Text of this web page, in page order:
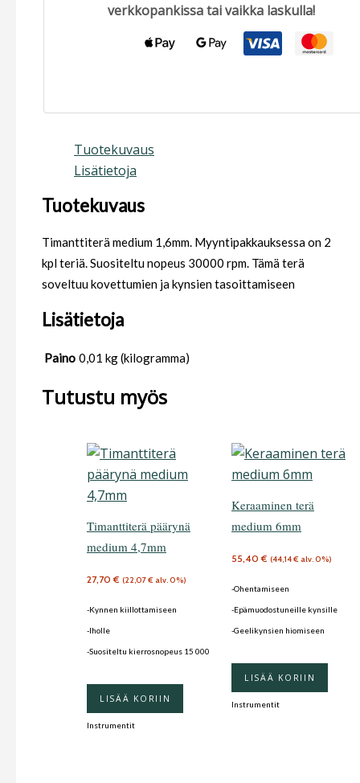
verkkopankissa tai vaikka laskulla!
Tuotekuvaus
Lisätietoja
Tuotekuvaus
Timanttiterä medium 1,6mm. Myyntipakkauksessa on 2
kpl teriä. Suositeltu nopeus 30000 rpm. Tämä terä
soveltuu kovettumien ja kynsien tasoittamiseen
Lisätietoja
Paino 0,01 kg (kilogramma)
Tutustu myös
Timanttiterä päärynä
medium 4,7mm
27,70€ (22,07€ alv. 0%)
-Kynnen kiillottamiseen
-Iholle
-Suositeltu kierrosnopeus 15 000
LISÄÄ KORIIN
Instrumentit
Keraaminen terä
medium 6mm
55,40€ (44,14€ alv. 0%)
-Ohentamiseen
-Epämuodostuneille kynsille
-Geelikynsien hiomiseen
LISÄÄ KORIIN
Instrumentit